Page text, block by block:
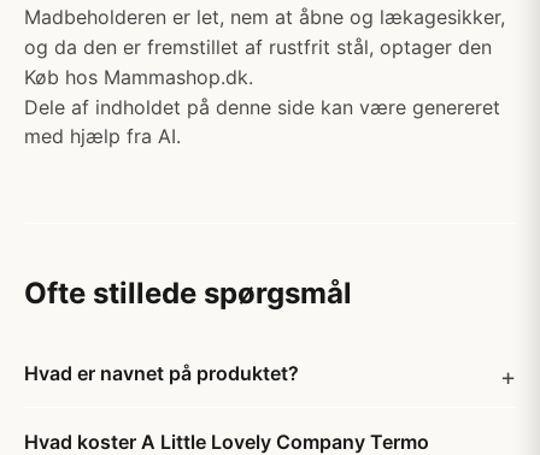
Madbeholderen er let, nem at åbne og lækagesikker,
og da den er fremstillet af rustfrit stål, optager den
Køb hos Mammashop.dk.
Dele af indholdet på denne side kan være genereret
med hjælp fra AI.
Ofte stillede spørgsmål
Hvad er navnet på produktet?
Hvad koster A Little Lovely Company Termo